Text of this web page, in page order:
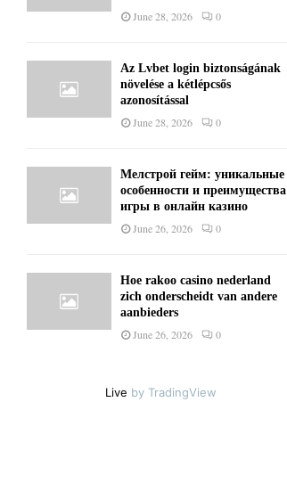
June 28, 2026 0
Az Lvbet login biztonságának
növelése a kétlépcsős
azonosítással
June 28, 2026 0
Мелстрой гейм: уникальные
особенности и преимущества
игры в онлайн казино
June 26, 2026 0
Hoe rakoo casino nederland
zich onderscheidt van andere
aanbieders
June 26, 2026 0
Live by TradingView